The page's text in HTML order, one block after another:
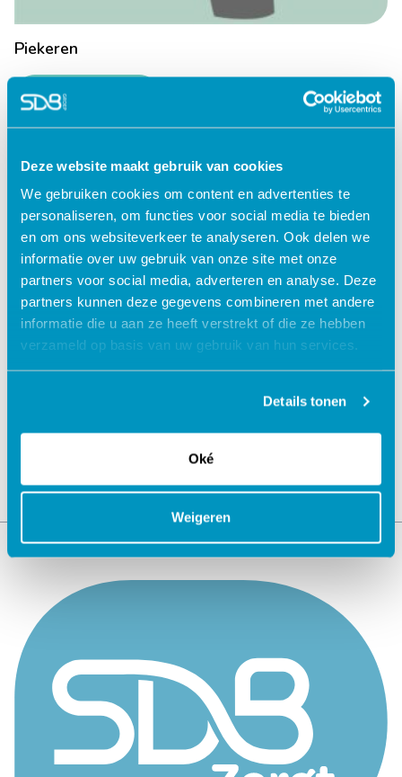
Deze website maakt gebruik van cookies
We gebruiken cookies om content en advertenties te
personaliseren, om functies voor social media te bieden
en om ons websiteverkeer te analyseren. Ook delen we
informatie over uw gebruik van onze site met onze
partners voor social media, adverteren en analyse. Deze
partners kunnen deze gegevens combineren met andere
informatie die u aan ze heeft verstrekt of die ze hebben
verzameld op basis van uw gebruik van hun services.
Details tonen
Oké
Weigeren
Piekeren
Lees verder
Jouw data veilig in de cloud